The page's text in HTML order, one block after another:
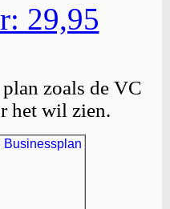
29,95
zoals de VC
het wil zien.